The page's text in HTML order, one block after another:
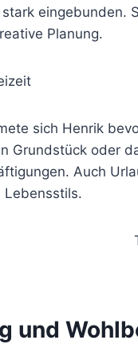
eingebunden.
Planung.
sich Henrik
Grundstück oder
Auch
Lebensstils.
und